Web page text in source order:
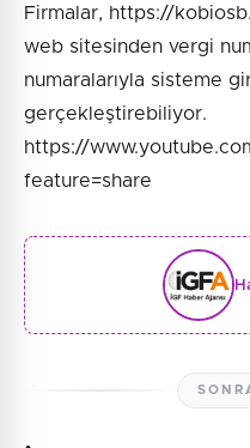
Firmalar, https://
web sitesinden vergi
numaralarıyla sisteme
gerçekleştirebiliyor.
https://
feature=share